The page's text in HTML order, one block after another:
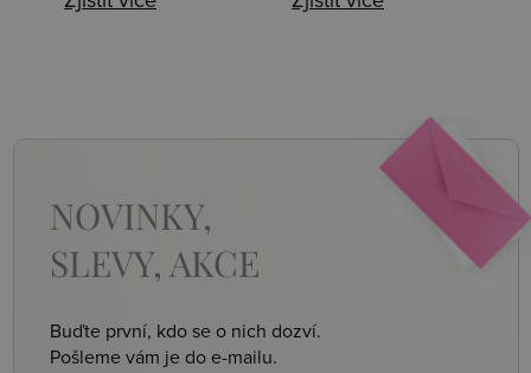
NOVINKY,
SLEVY, AKCE
Buďte první, kdo se o nich dozví.
Pošleme vám je do e-mailu.